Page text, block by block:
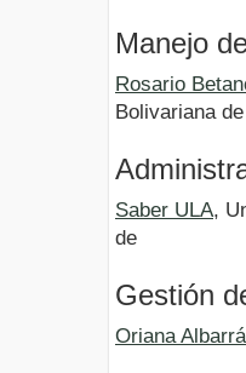
Manejo
Rosario
Bolivariana de
Saber ULA,
de
Gestión
Oriana